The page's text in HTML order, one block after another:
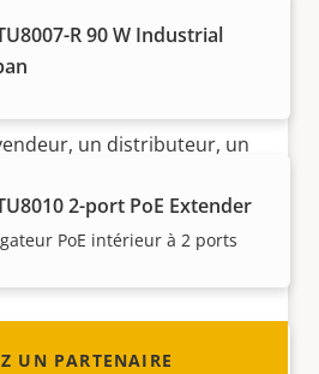
R 90 W Industrial
2-port PoE Extender
PoE intérieur à 2 ports
un distributeur, un
dans quasiment tous
Découvrez comment en
UN PARTENAIRE